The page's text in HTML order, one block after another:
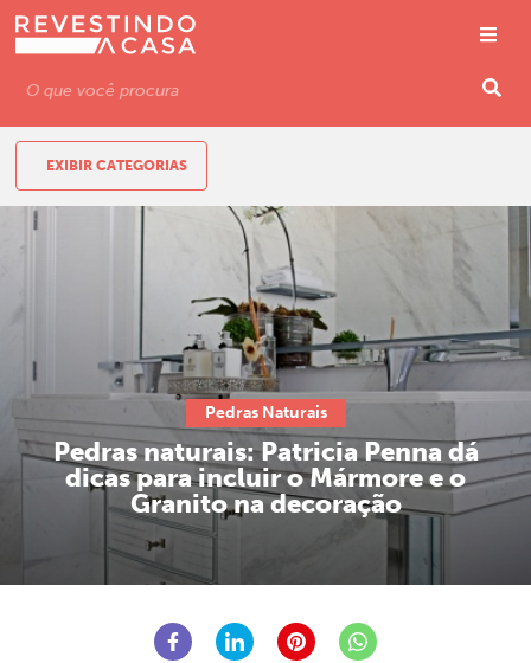
EXIBIR CATEGORIAS
Pedras Naturais
Pedras naturais: Patricia Penna dá
dicas para incluir o Mármore e o
Granito na decoração